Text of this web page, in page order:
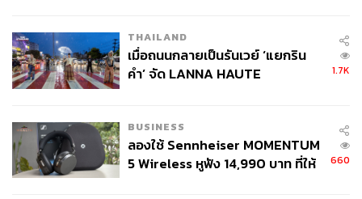
THAILAND
เมื่อถนนกลายเป็นรันเวย์ ‘แยกริน
คำ’ จัด LANNA HAUTE
1.7K
BUSINESS
ลองใช้ Sennheiser MOMENTUM
5 Wireless หูฟัง 14,990 บาท ที่ให้
660